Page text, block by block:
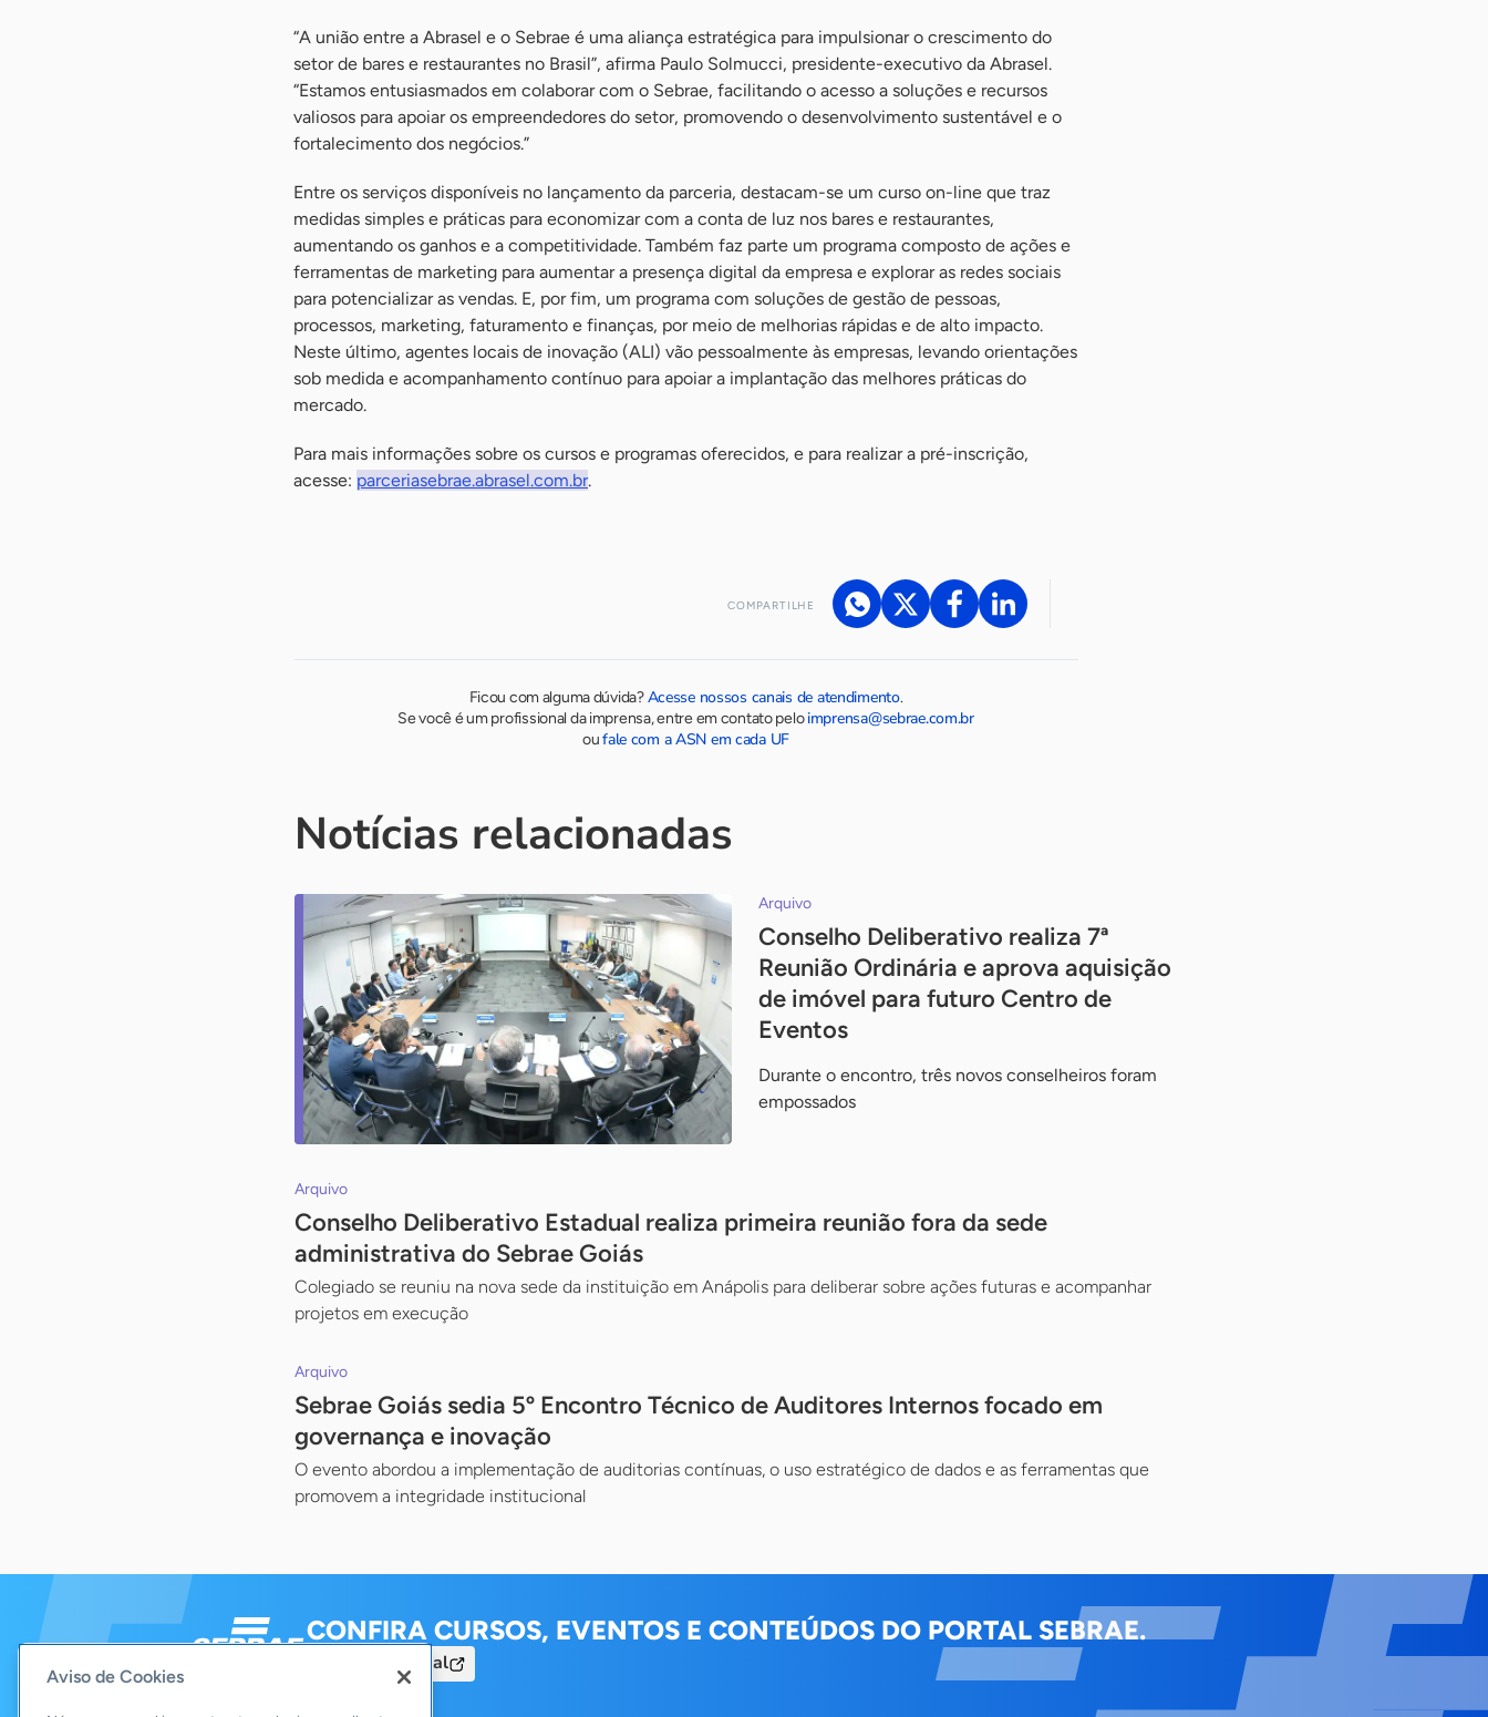
“A união entre a Abrasel e o Sebrae é uma aliança estratégica para impulsionar o crescimento do
setor de bares e restaurantes no Brasil”, afirma Paulo Solmucci, presidente-executivo da Abrasel.
“Estamos entusiasmados em colaborar com o Sebrae, facilitando o acesso a soluções e recursos
valiosos para apoiar os empreendedores do setor, promovendo o desenvolvimento sustentável e o
fortalecimento dos negócios.”
Entre os serviços disponíveis no lançamento da parceria, destacam-se um curso on-line que traz
medidas simples e práticas para economizar com a conta de luz nos bares e restaurantes,
aumentando os ganhos e a competitividade. Também faz parte um programa composto de ações e
ferramentas de marketing para aumentar a presença digital da empresa e explorar as redes sociais
para potencializar as vendas. E, por fim, um programa com soluções de gestão de pessoas,
processos, marketing, faturamento e finanças, por meio de melhorias rápidas e de alto impacto.
Neste último, agentes locais de inovação (ALI) vão pessoalmente às empresas, levando orientações
sob medida e acompanhamento contínuo para apoiar a implantação das melhores práticas do
mercado.
Para mais informações sobre os cursos e programas oferecidos, e para realizar a pré-inscrição,
acesse: parceriasebrae.abrasel.com.br.
COMPARTILHE
Ficou com alguma dúvida?Acesse nossos canais de atendimento.
Se você é um profissional da imprensa, entre em contato peloimprensa@sebrae.com.br
oufale com a ASN em cada UF
Notícias relacionadas
Arquivo
Conselho Deliberativo realiza 7ª
Reunião Ordinária e aprova aquisição
de imóvel para futuro Centro de
Eventos
Durante o encontro, três novos conselheiros foram
empossados
Arquivo
Conselho Deliberativo Estadual realiza primeira reunião fora da sede
administrativa do Sebrae Goiás
Colegiado se reuniu na nova sede da instituição em Anápolis para deliberar sobre ações futuras e acompanhar
projetos em execução
Arquivo
Sebrae Goiás sedia 5º Encontro Técnico de Auditores Internos focado em
governança e inovação
O evento abordou a implementação de auditorias contínuas, o uso estratégico de dados e as ferramentas que
promovem a integridade institucional
CONFIRA CURSOS, EVENTOS E CONTEÚDOS DO PORTAL SEBRAE.
Acesse o Portal
Aviso de Cookies